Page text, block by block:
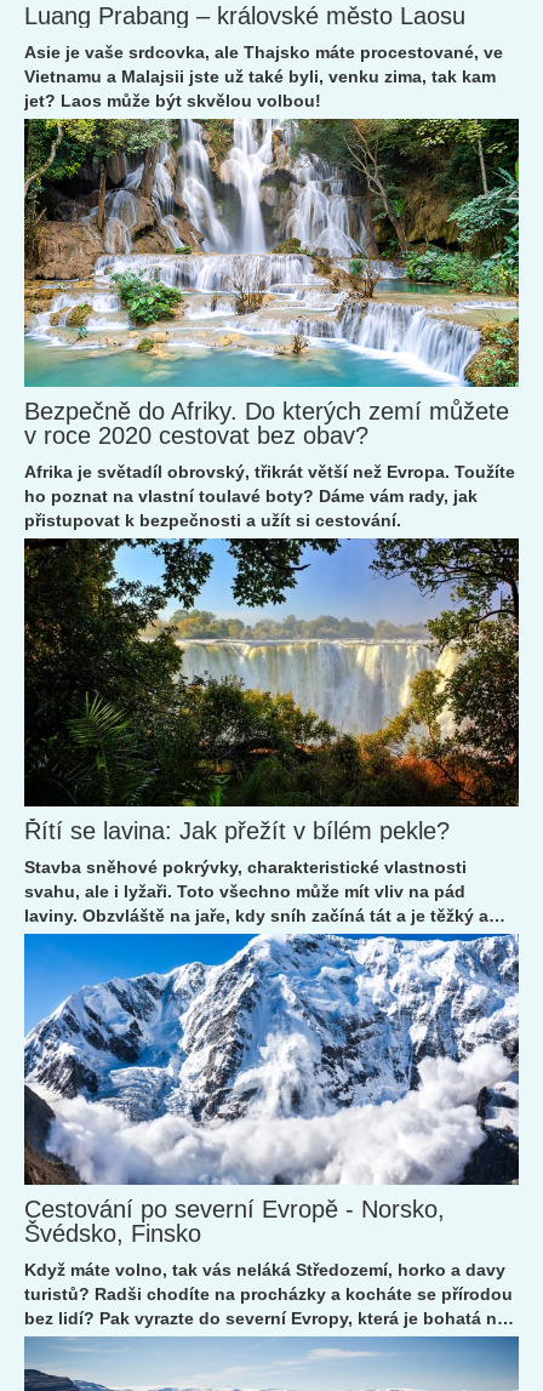
Luang Prabang – královské město Laosu
Asie je vaše srdcovka, ale Thajsko máte procestované, ve
Vietnamu a Malajsii jste už také byli, venku zima, tak kam
jet? Laos může být skvělou volbou!
Bezpečně do Afriky. Do kterých zemí můžete
v roce 2020 cestovat bez obav?
Afrika je světadíl obrovský, třikrát větší než Evropa. Toužíte
ho poznat na vlastní toulavé boty? Dáme vám rady, jak
přistupovat k bezpečnosti a užít si cestování.
Řítí se lavina: Jak přežít v bílém pekle?
Stavba sněhové pokrývky, charakteristické vlastnosti
svahu, ale i lyžaři. Toto všechno může mít vliv na pád
laviny. Obzvláště na jaře, kdy sníh začíná tát a je těžký a
nestabilní. Jaké to je být uvězněn pod masou těžkého
sněhu si nikdo z nás nedokáže a ani nechce představit,
natož pod ní opravdu uvíznout. Jak se ale zachovat, pokud
se do takové situace dostanete? A dá se jí vůbec
předcházet? Zasypáme vás informacemi, které vám mohou
zachránit život!
Cestování po severní Evropě - Norsko,
Švédsko, Finsko
Když máte volno, tak vás neláká Středozemí, horko a davy
turistů? Radši chodíte na procházky a kocháte se přírodou
bez lidí? Pak vyrazte do severní Evropy, která je bohatá na
jezera, lesy, fjordy, ostrovy a tak trochu jinou záři.